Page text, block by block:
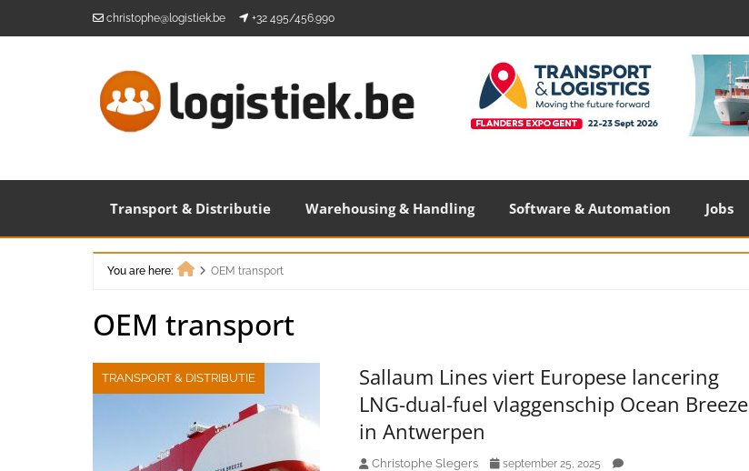
christophe@logistiek.be +32 495/456.990
Transport & Distributie Warehousing & Handling Software & Automation Jobs
You are here:
OEM transport
OEM transport
TRANSPORT & DISTRIBUTIE
Sallaum Lines viert Europese lancering
LNG-dual-fuel vlaggenschip Ocean Breeze
in Antwerpen
Christophe Slegers september 25, 2025